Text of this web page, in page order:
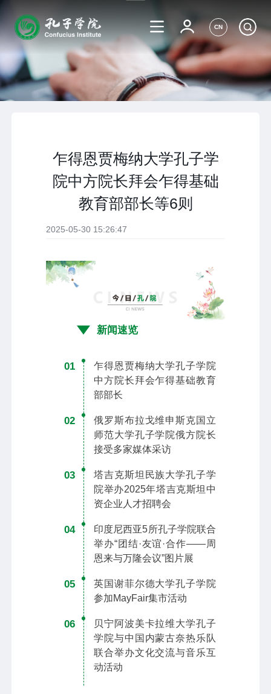
CN
乍得恩贾梅纳大学孔子学
院中方院长拜会乍得基础
教育部部长等6则
2025-05-30 15:26:47
新闻速览
01
乍得恩贾梅纳大学孔子学院
中方院长拜会乍得基础教育
部部长
02
俄罗斯布拉戈维申斯克国立
师范大学孔子学院俄方院长
接受多家媒体采访
03
塔吉克斯坦民族大学孔子学
院举办2025年塔吉克斯坦中
资企业人才招聘会
04
印度尼西亚5所孔子学院联合
举办“团结·友谊·合作——周
恩来与万隆会议”图片展
05
英国谢菲尔德大学孔子学院
参加MayFair集市活动
06
贝宁阿波美卡拉维大学孔子
学院与中国内蒙古奈热乐队
联合举办文化交流与音乐互
动活动